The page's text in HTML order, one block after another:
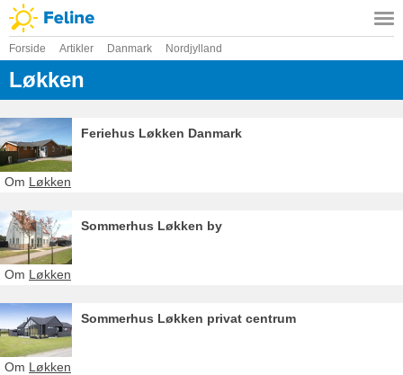
Forside Artikler Danmark Nordjylland
Løkken
Feriehus Løkken Danmark
Om Løkken
Sommerhus Løkken by
Om Løkken
Sommerhus Løkken privat centrum
Om Løkken